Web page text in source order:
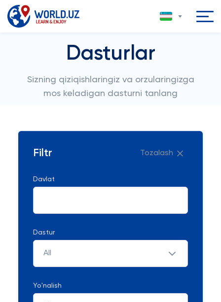
Dasturlar
Sizning qiziqishlaringiz va orzularingizga
mos keladigan dasturni tanlang
Filtr Tozalash
Davlat
Dastur
All
Yo'nalish